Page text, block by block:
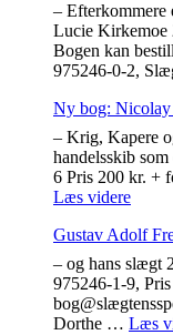
– Efterkommere
Lucie Kirkemoe
Bogen kan
975246-0-2,
Ny bog: Nicolay
– Krig, Kapere
handelsskib
6 Pris 200 kr. +
Læs videre"Ny
Joost"
Gustav Adolf
– og hans slægt
975246-1-9,
Dorthe … Læs